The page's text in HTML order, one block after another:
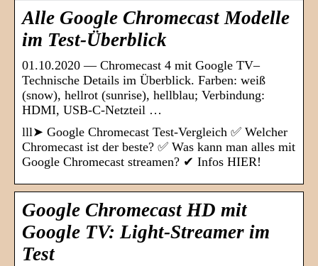
Alle Google Chromecast Modelle
im Test-Überblick
01.10.2020 — Chromecast 4 mit Google TV–
Technische Details im Überblick. Farben: weiß
(snow), hellrot (sunrise), hellblau; Verbindung:
HDMI, USB-C-Netzteil …
lll➤ Google Chromecast Test-Vergleich ✅ Welcher
Chromecast ist der beste? ✅ Was kann man alles mit
Google Chromecast streamen? ✔ Infos HIER!
Google Chromecast HD mit
Google TV: Light-Streamer im
Test